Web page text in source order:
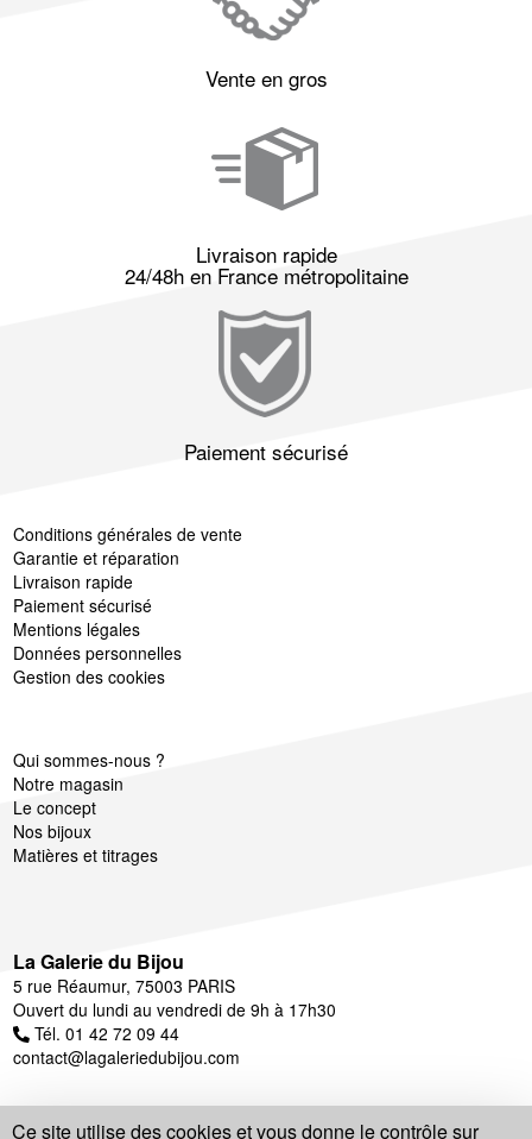
Vente en gros
Livraison rapide
24/48h en France métropolitaine
Paiement sécurisé
Conditions générales de vente
Garantie et réparation
Livraison rapide
Paiement sécurisé
Mentions légales
Données personnelles
Gestion des cookies
Qui sommes-nous ?
Notre magasin
Le concept
Nos bijoux
Matières et titrages
La Galerie du Bijou
5 rue Réaumur, 75003 PARIS
Ouvert du lundi au vendredi de 9h à 17h30
Tél. 01 42 72 09 44
contact@lagaleriedubijou.com
Ce site utilise des cookies et vous donne le contrôle sur